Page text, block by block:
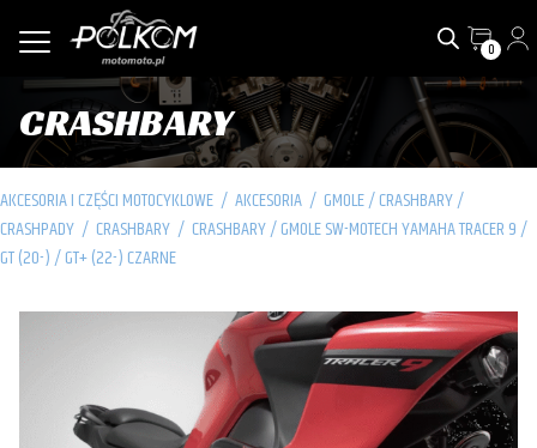
0
CRASHBARY
AKCESORIA I CZĘŚCI MOTOCYKLOWE / AKCESORIA / GMOLE / CRASHBARY /
CRASHPADY / CRASHBARY / CRASHBARY / GMOLE SW-MOTECH YAMAHA TRACER 9 /
GT (20-) / GT+ (22-) CZARNE